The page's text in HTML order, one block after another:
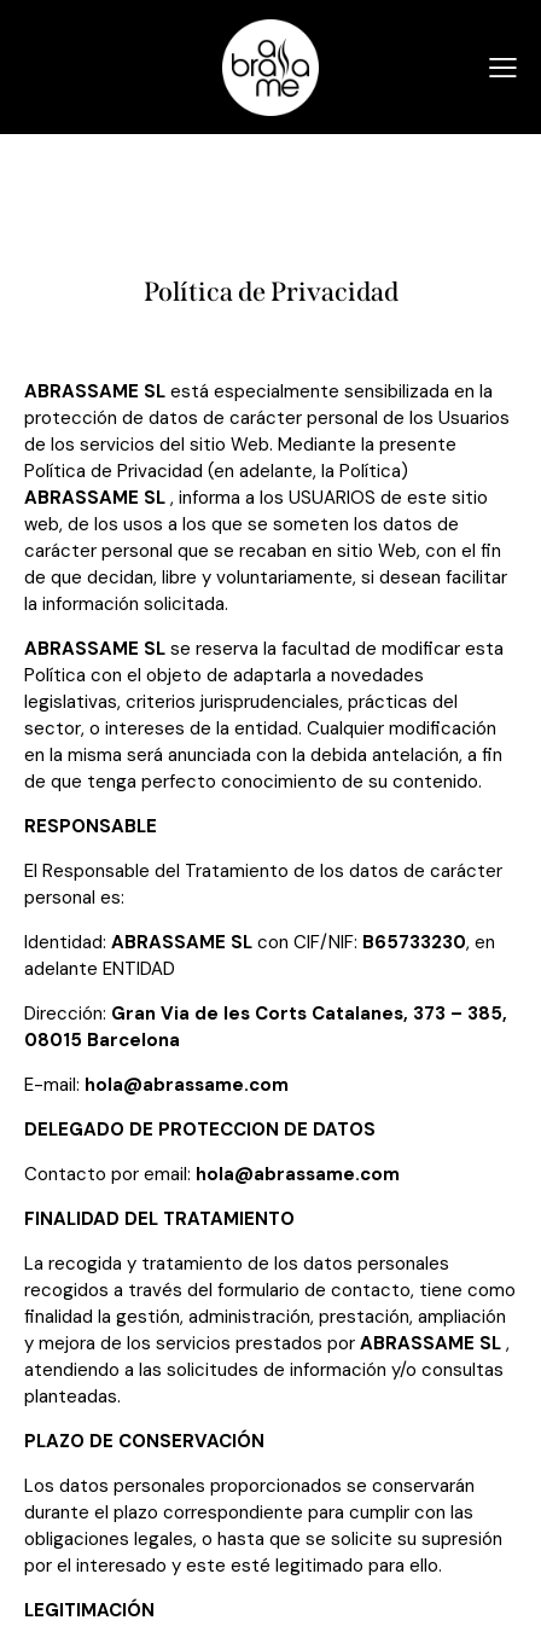
Política de Privacidad
ABRASSAME SL está especialmente sensibilizada en la
protección de datos de carácter personal de los Usuarios
de los servicios del sitio Web. Mediante la presente
Política de Privacidad (en adelante, la Política)
ABRASSAME SL , informa a los USUARIOS de este sitio
web, de los usos a los que se someten los datos de
carácter personal que se recaban en sitio Web, con el fin
de que decidan, libre y voluntariamente, si desean facilitar
la información solicitada.
ABRASSAME SL se reserva la facultad de modificar esta
Política con el objeto de adaptarla a novedades
legislativas, criterios jurisprudenciales, prácticas del
sector, o intereses de la entidad. Cualquier modificación
en la misma será anunciada con la debida antelación, a fin
de que tenga perfecto conocimiento de su contenido.
RESPONSABLE
El Responsable del Tratamiento de los datos de carácter
personal es:
Identidad: ABRASSAME SL con CIF/NIF: B65733230, en
adelante ENTIDAD
Dirección: Gran Via de les Corts Catalanes, 373 – 385,
08015 Barcelona
E-mail: hola@abrassame.com
DELEGADO DE PROTECCION DE DATOS
Contacto por email: hola@abrassame.com
FINALIDAD DEL TRATAMIENTO
La recogida y tratamiento de los datos personales
recogidos a través del formulario de contacto, tiene como
finalidad la gestión, administración, prestación, ampliación
y mejora de los servicios prestados por ABRASSAME SL ,
atendiendo a las solicitudes de información y/o consultas
planteadas.
PLAZO DE CONSERVACIÓN
Los datos personales proporcionados se conservarán
durante el plazo correspondiente para cumplir con las
obligaciones legales, o hasta que se solicite su supresión
por el interesado y este esté legitimado para ello.
LEGITIMACIÓN